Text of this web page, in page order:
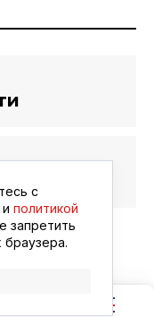
с
и политикой
запретить
браузера.